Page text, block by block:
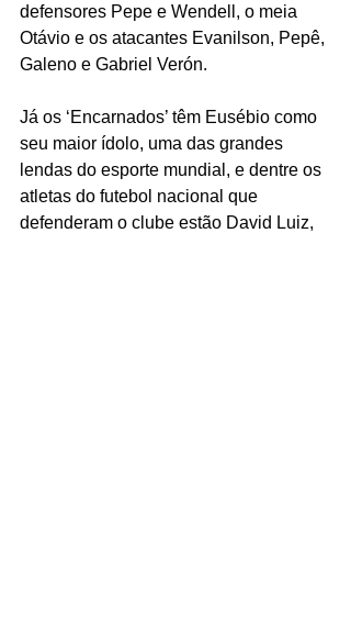
defensores Pepe e Wendell, o meia
Otávio e os atacantes Evanilson, Pepê,
Galeno e Gabriel Verón.
Já os ‘Encarnados’ têm Eusébio como
seu maior ídolo, uma das grandes
lendas do esporte mundial, e dentre os
atletas do futebol nacional que
defenderam o clube estão David Luiz,